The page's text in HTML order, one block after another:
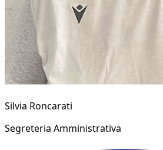
Silvia Roncarati
Segreteria Amministrativa